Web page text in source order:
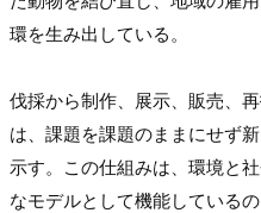
環を生み出している。
伐採から制作、展示、販売、
は、課題を課題のままにせず
示す。この仕組みは、環境と
なモデルとして機能しているの